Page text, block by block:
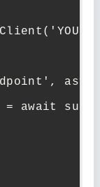
= await